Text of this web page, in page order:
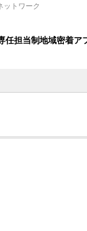
ットワーク
任担当制地域密着ア